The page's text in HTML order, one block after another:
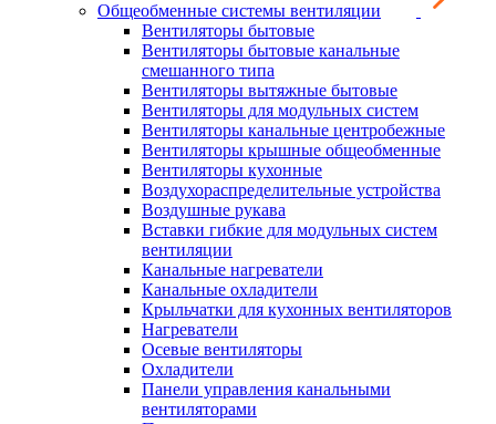
Общеобменные системы вентиляции
Вентиляторы бытовые
Вентиляторы бытовые канальные
смешанного типа
Вентиляторы вытяжные бытовые
Вентиляторы для модульных систем
Вентиляторы канальные центробежные
Вентиляторы крышные общеобменные
Вентиляторы кухонные
Воздухораспределительные устройства
Воздушные рукава
Вставки гибкие для модульных систем
вентиляции
Канальные нагреватели
Канальные охладители
Крыльчатки для кухонных вентиляторов
Нагреватели
Осевые вентиляторы
Охладители
Панели управления канальными
вентиляторами